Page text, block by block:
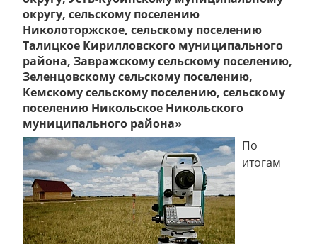
округу, сельскому поселению
Николоторжское, сельскому поселению
Талицкое Кирилловского муниципального
района, Завражскому сельскому поселению,
Зеленцовскому сельскому поселению,
Кемскому сельскому поселению, сельскому
поселению Никольское Никольского
муниципального района»
По
итогам